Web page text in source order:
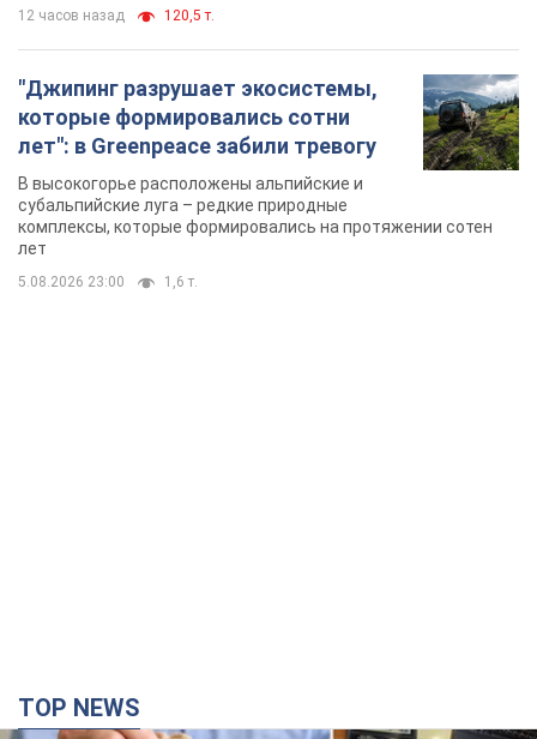
12 часов назад 120,5 т.
"Джипинг разрушает экосистемы,
которые формировались сотни
лет": в Greenpeace забили тревогу
В высокогорье расположены альпийские и
субальпийские луга – редкие природные
комплексы, которые формировались на протяжении сотен
лет
5.08.2026 23:00 1,6 т.
TOP NEWS